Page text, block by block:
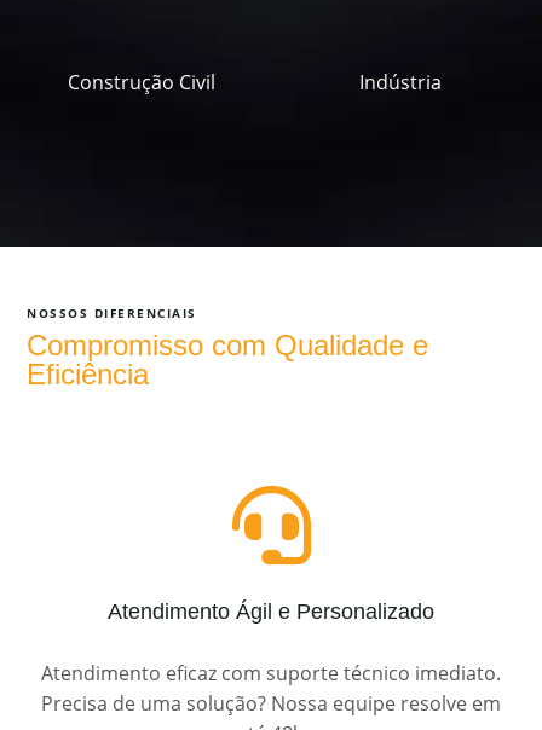
Construção Civil Indústria
NOSSOS DIFERENCIAIS
Compromisso com Qualidade e
Eficiência

Atendimento Ágil e Personalizado
Atendimento eficaz com suporte técnico imediato.
Precisa de uma solução? Nossa equipe resolve em